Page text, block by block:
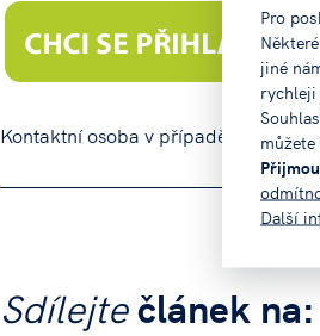
Pro
jiné
rychleji
Další
Kontaktní osoba v případě Vašich
Sdílejtečlánek na: